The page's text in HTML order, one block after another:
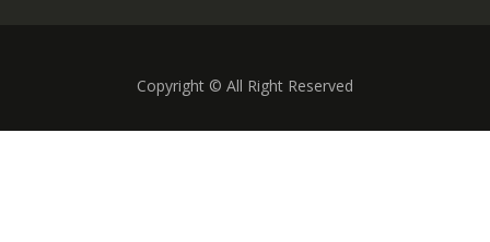
Copyright © All Right Reserved